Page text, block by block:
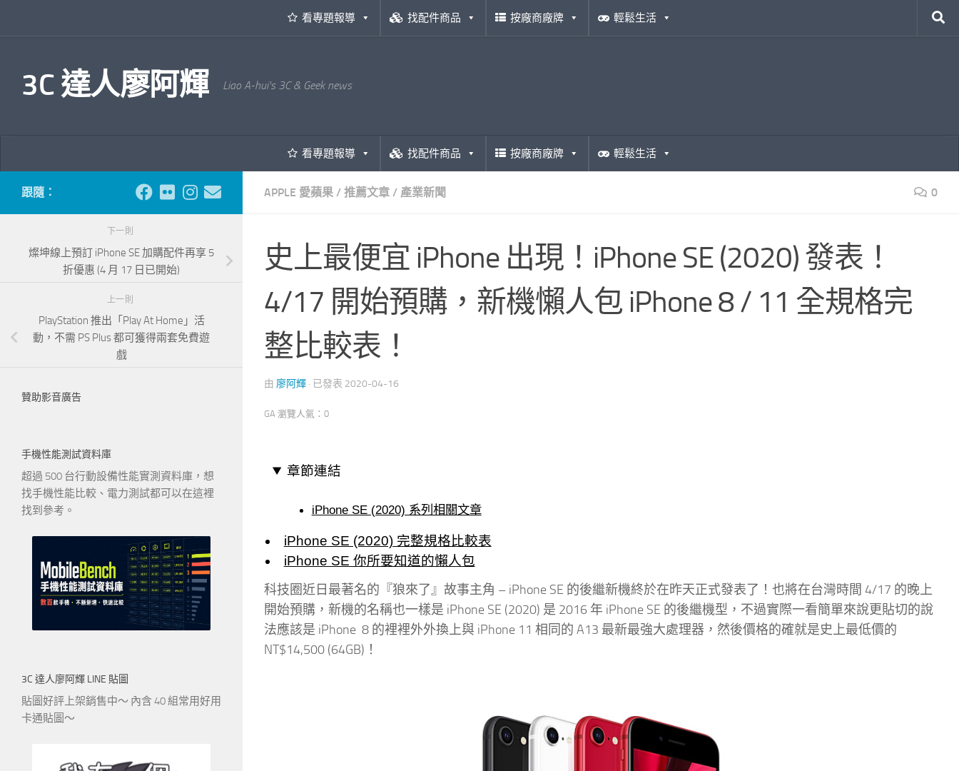
看專題報導 找配件商品 按廠商廠牌 輕鬆生活
3C 達人廖阿輝 Liao A-hui's 3C & Geek news
看專題報導 找配件商品 按廠商廠牌 輕鬆生活
APPLE 愛蘋果 / 推薦文章 / 產業新聞 0
史上最便宜 iPhone 出現！iPhone SE (2020) 發表！
4/17 開始預購，新機懶人包 iPhone 8 / 11 全規格完
整比較表！
由 廖阿輝 · 已發表 2020-04-16
GA 瀏覽人氣：0
章節連結
iPhone SE (2020) 系列相關文章
iPhone SE (2020) 完整規格比較表
iPhone SE 你所要知道的懶人包
科技圈近日最著名的『狼來了』故事主角 – iPhone SE 的後繼新機終於在昨天正式發表了！也將在台灣時間 4/17 的晚上
開始預購，新機的名稱也一樣是 iPhone SE (2020) 是 2016 年 iPhone SE 的後繼機型，不過實際一看簡單來說更貼切的說
法應該是 iPhone 8 的裡裡外外換上與 iPhone 11 相同的 A13 最新最強大處理器，然後價格的確就是史上最低價的
NT$14,500 (64GB)！
跟隨：
下一則
燦坤線上預訂 iPhone SE 加購配件再享 5
折優惠 (4 月 17 日已開始)
上一則
PlayStation 推出「Play At Home」活
動，不需 PS Plus 都可獲得兩套免費遊
戲
贊助影音廣告
手機性能測試資料庫
超過 500 台行動設備性能實測資料庫，想
找手機性能比較、電力測試都可以在這裡
找到參考。
3C 達人廖阿輝 LINE 貼圖
貼圖好評上架銷售中～ 內含 40 組常用好用
卡通貼圖～